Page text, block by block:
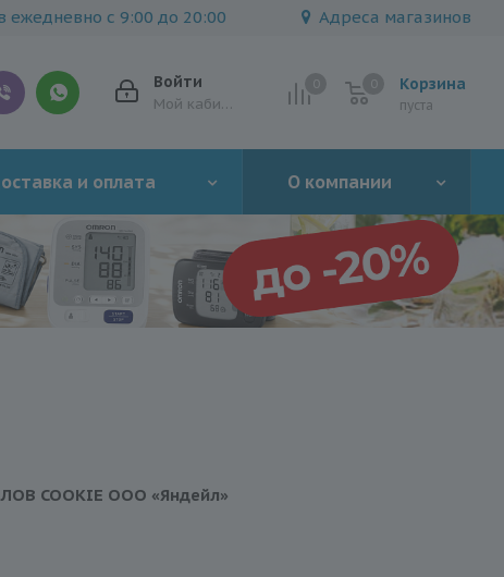
ежедневно с 9:00 до 20:00 Адреса магазинов
Корзина
пуста
Войти
Мой кабинет
и оплата О компании
COOKIE ООО «Яндейл»